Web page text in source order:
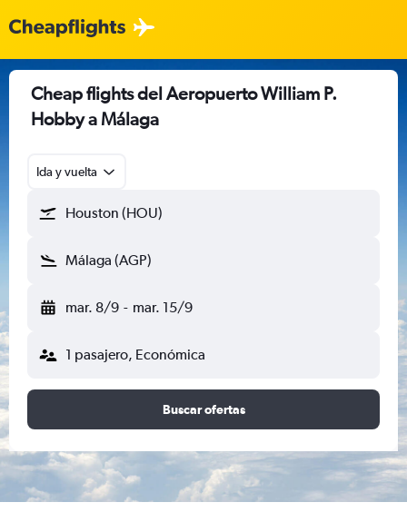
Cheap flights del Aeropuerto William P.
Hobby a Málaga
Ida y vuelta
Houston (HOU)
Málaga (AGP)
mar. 8/9 - mar. 15/9
1 pasajero, Económica
Buscar ofertas